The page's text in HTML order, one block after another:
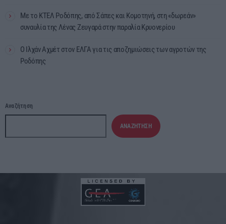
Με το ΚΤΕΛ Ροδόπης, από Σάπες και Κομοτηνή, στη «δωρεάν»
συναυλία της Λένας Ζευγαρά στην παραλία Κρυονερίου
Ο Ιλχάν Αχμέτ στον ΕΛΓΑ για τις αποζημιώσεις των αγροτών της
Ροδόπης
Αναζήτηση
ΑΝΑΖΉΤΗΣΗ